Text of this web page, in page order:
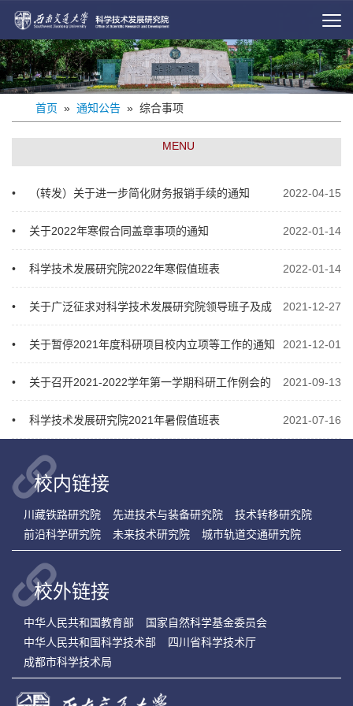
首页 » 通知公告 » 综合事项
MENU
2022-04-15
• （转发）关于进一步简化财务报销手续的通知
2022-01-14
• 关于2022年寒假合同盖章事项的通知
2022-01-14
• 科学技术发展研究院2022年寒假值班表
2021-12-27
• 关于广泛征求对科学技术发展研究院领导班子及成
员意见的函 2021-12-01
• 关于暂停2021年度科研项目校内立项等工作的通知
2021-09-13
• 关于召开2021-2022学年第一学期科研工作例会的
通知 2021-07-16
• 科学技术发展研究院2021年暑假值班表
校内链接
川藏铁路研究院 先进技术与装备研究院
技术转移研究院
前沿科学研究院
未来技术研究院 城市轨道交通研究院
校外链接
中华人民共和国教育部
国家自然科学基金委员会
中华人民共和国科学技术部
四川省科学技术厅
成都市科学技术局